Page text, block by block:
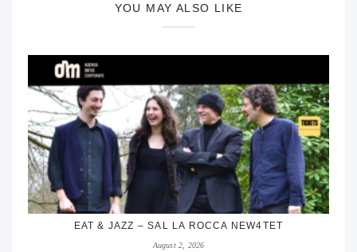
YOU MAY ALSO LIKE
EAT & JAZZ – SAL LA ROCCA NEW4TET
August 2, 2026